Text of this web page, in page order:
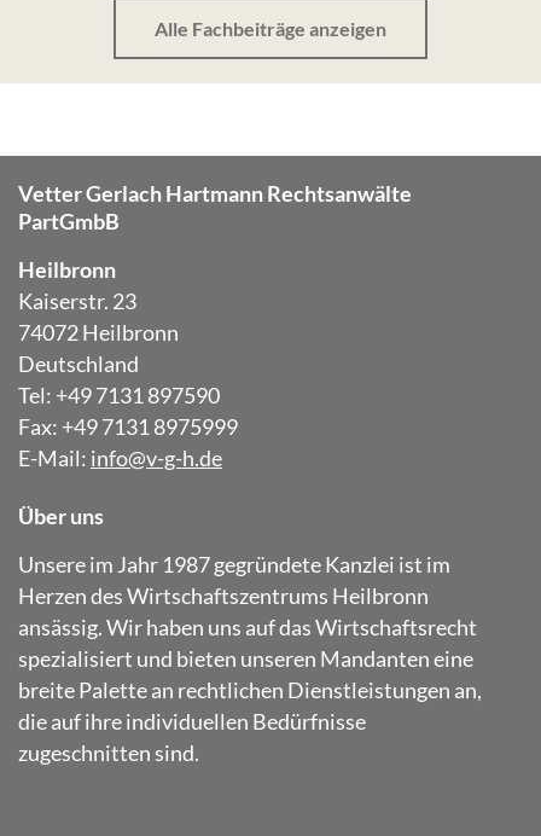
Alle Fachbeiträge anzeigen
Vetter Gerlach Hartmann Rechtsanwälte
PartGmbB
Heilbronn
Kaiserstr. 23
74072 Heilbronn
Deutschland
Tel: +49 7131 897590
Fax: +49 7131 8975999
E-Mail: info@v-g-h.de
Über uns
Unsere im Jahr 1987 gegründete Kanzlei ist im
Herzen des Wirtschaftszentrums Heilbronn
ansässig. Wir haben uns auf das Wirtschaftsrecht
spezialisiert und bieten unseren Mandanten eine
breite Palette an rechtlichen Dienstleistungen an,
die auf ihre individuellen Bedürfnisse
zugeschnitten sind.